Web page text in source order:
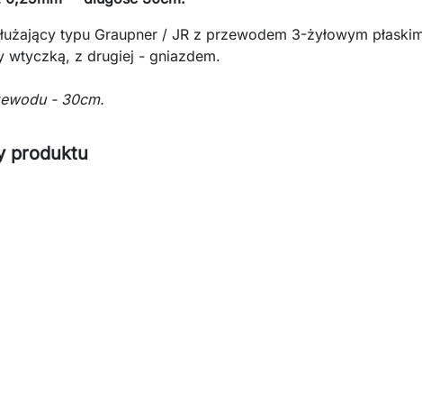
typu Graupner / JR z przewodem 3-żyłowym
wtyczką, z drugiej - gniazdem.
- 30cm.
produktu